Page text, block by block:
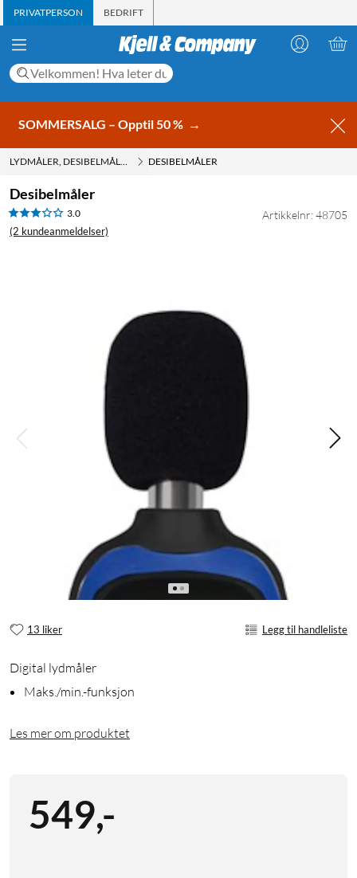
PRIVATPERSON BEDRIFT
SOMMERSALG – Opptil 50 % →
LYDMÅLER, DESIBELMÅLER DESIBELMÅLER
Desibelmåler
3.0
(2 kundeanmeldelser)
Artikkelnr: 48705
13 liker Legg til handleliste
Digital lydmåler
Maks./min.-funksjon
Les mer om produktet
549,-